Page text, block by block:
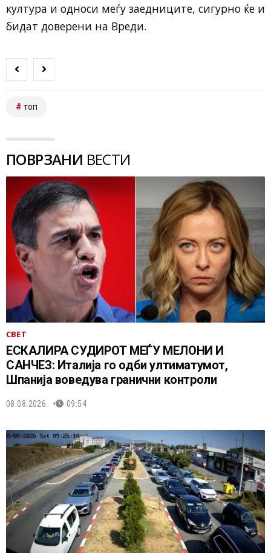
култура и односи меѓу заедниците, сигурно ќе и
бидат доверени на Вреди.
топ
ПОВРЗАНИ ВЕСТИ
СВЕТ
ЕСКАЛИРА СУДИРОТ МЕЃУ МЕЛОНИ И
САНЧЕЗ: Италија го одби ултиматумот,
Шпанија воведува гранични контроли
08.08.2026. 09:54